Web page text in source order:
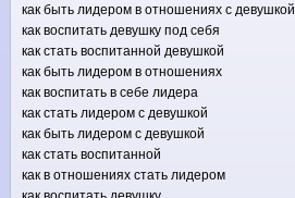
как быть лидером в отношениях с девушкой
как воспитать девушку под себя
как стать воспитанной девушкой
как быть лидером в отношениях
как воспитать в себе лидера
как стать лидером с девушкой
как быть лидером с девушкой
как стать воспитанной
как в отношениях стать лидером